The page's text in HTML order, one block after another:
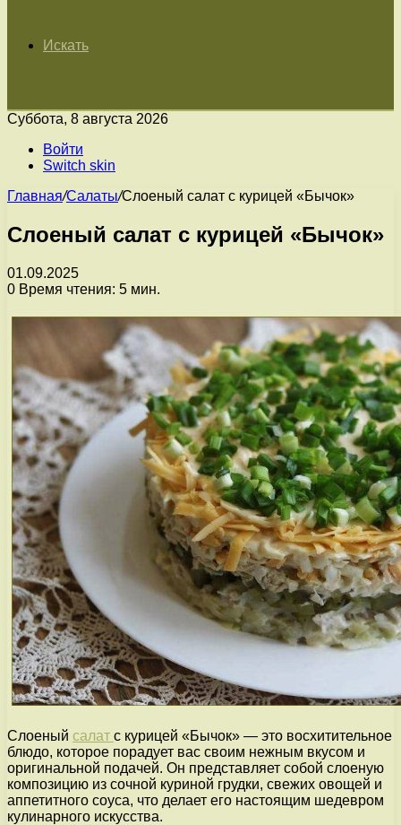
Искать
Суббота, 8 августа 2026
Войти
Switch skin
Главная/Салаты/Слоеный салат с курицей «Бычок»
Слоеный салат с курицей «Бычок»
01.09.2025
0 Время чтения: 5 мин.
Слоеный салат с курицей «Бычок» — это восхитительное
блюдо, которое порадует вас своим нежным вкусом и
оригинальной подачей. Он представляет собой слоеную
композицию из сочной куриной грудки, свежих овощей и
аппетитного соуса, что делает его настоящим шедевром
кулинарного искусства.